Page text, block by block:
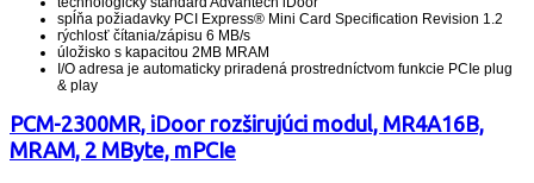
spĺňa požiadavky PCI Express® Mini Card Specification Revision 1.2
rýchlosť čítania/zápisu 6 MB/s
úložisko s kapacitou 2MB MRAM
I/O adresa je automaticky priradená prostredníctvom funkcie PCIe plug
& play
PCM-2300MR, iDoor rozširujúci modul, MR4A16B,
MRAM, 2 MByte, mPCIe